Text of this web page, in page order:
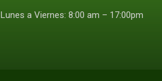
Lunes a Viernes: 8:00 am – 17:00pm